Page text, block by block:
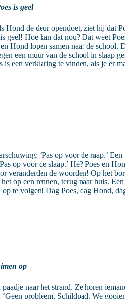
is geel
Hond de deur opendoet, ziet hij dat
geel! Hoe kan dat nou? Dat weet
Hond lopen samen naar de
een muur van de school in slaap
is een verklaring te vinden, als je er
‘Pas op voor de raap.’ Een
op voor de slaap.’ Hè? Poes en
veranderden de woorden! Op het
op een rennen, terug naar huis. Een
te volgen! Dag Poes, dag Hond,
op
naar het strand. Ze horen
probleem, Schildpad. We